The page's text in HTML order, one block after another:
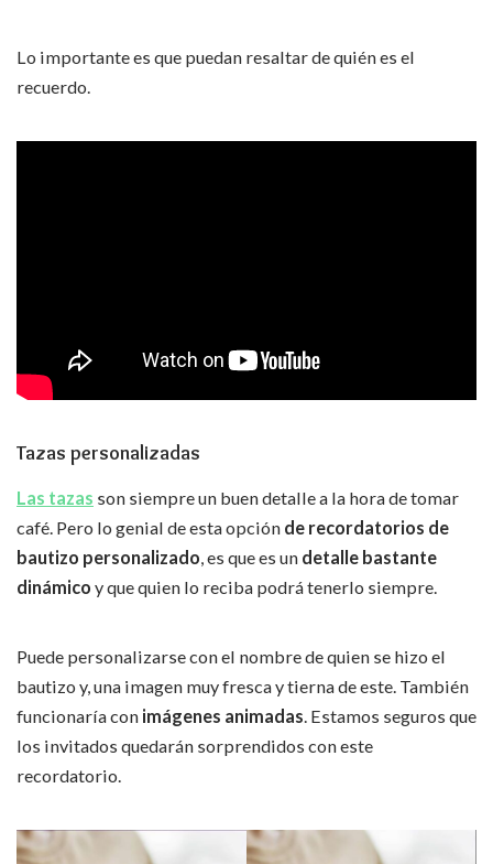
Lo importante es que puedan resaltar de quién es el
recuerdo.
Tazas personalizadas
Las tazas son siempre un buen detalle a la hora de tomar
café. Pero lo genial de esta opción de recordatorios de
bautizo personalizado, es que es un detalle bastante
dinámico y que quien lo reciba podrá tenerlo siempre.
Puede personalizarse con el nombre de quien se hizo el
bautizo y, una imagen muy fresca y tierna de este. También
funcionaría con imágenes animadas. Estamos seguros que
los invitados quedarán sorprendidos con este
recordatorio.